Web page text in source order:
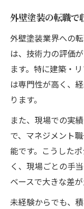
外壁塗装の転職で
外壁塗装業界への
は、技術力の評価
ます。特に建築・
は専門性が高く、
ります。
また、現場での実
で、マネジメント
能です。こうした
く、現場ごとの手
ベースで大きな差
未経験からでも、